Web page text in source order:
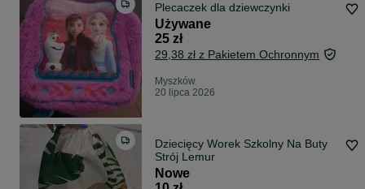
Plecaczek dla dziewczynki
Używane
25 zł
29,38 zł z Pakietem Ochronnym
Myszków
20 lipca 2026
Dziecięcy Worek Szkolny Na Buty
Strój Lemur
Nowe